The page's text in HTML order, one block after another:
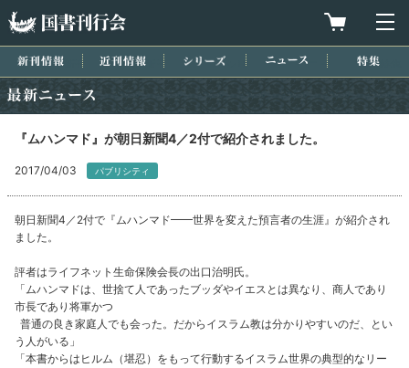
買物カゴを
新刊情報 近刊情報 シリーズ ニュース
『ムハンマド』が朝日新聞4／2付で紹介されました。
2017/04/03 パブリシティ
朝日新聞4／2付で『ムハンマド━━世界を変えた預言者の生涯』が紹介され
ました。
評者はライフネット生命保険会長の出口治明氏。
「ムハンマドは、世捨て人であったブッダやイエスとは異なり、商人であり
市長であり将軍かつ
普通の良き家庭人でも会った。だからイスラム教は分かりやすいのだ、とい
う人がいる」
「本書からはヒルム（堪忍）をもって行動するイスラム世界の典型的なリー